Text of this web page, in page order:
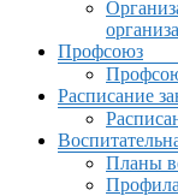
Профсоюз
Расписание
Планы